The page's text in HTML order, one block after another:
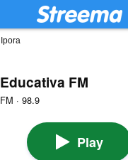
Ipora
Educativa FM
FM · 98.9
Play